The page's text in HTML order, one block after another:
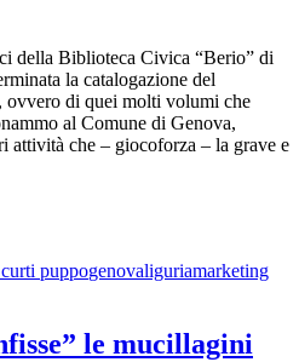
della Biblioteca Civica “Berio” di
la catalogazione del
ovvero di quei molti volumi che
al Comune di Genova,
attività che – giocoforza – la grave e
puppogenovaliguriamarketing
le mucillagini